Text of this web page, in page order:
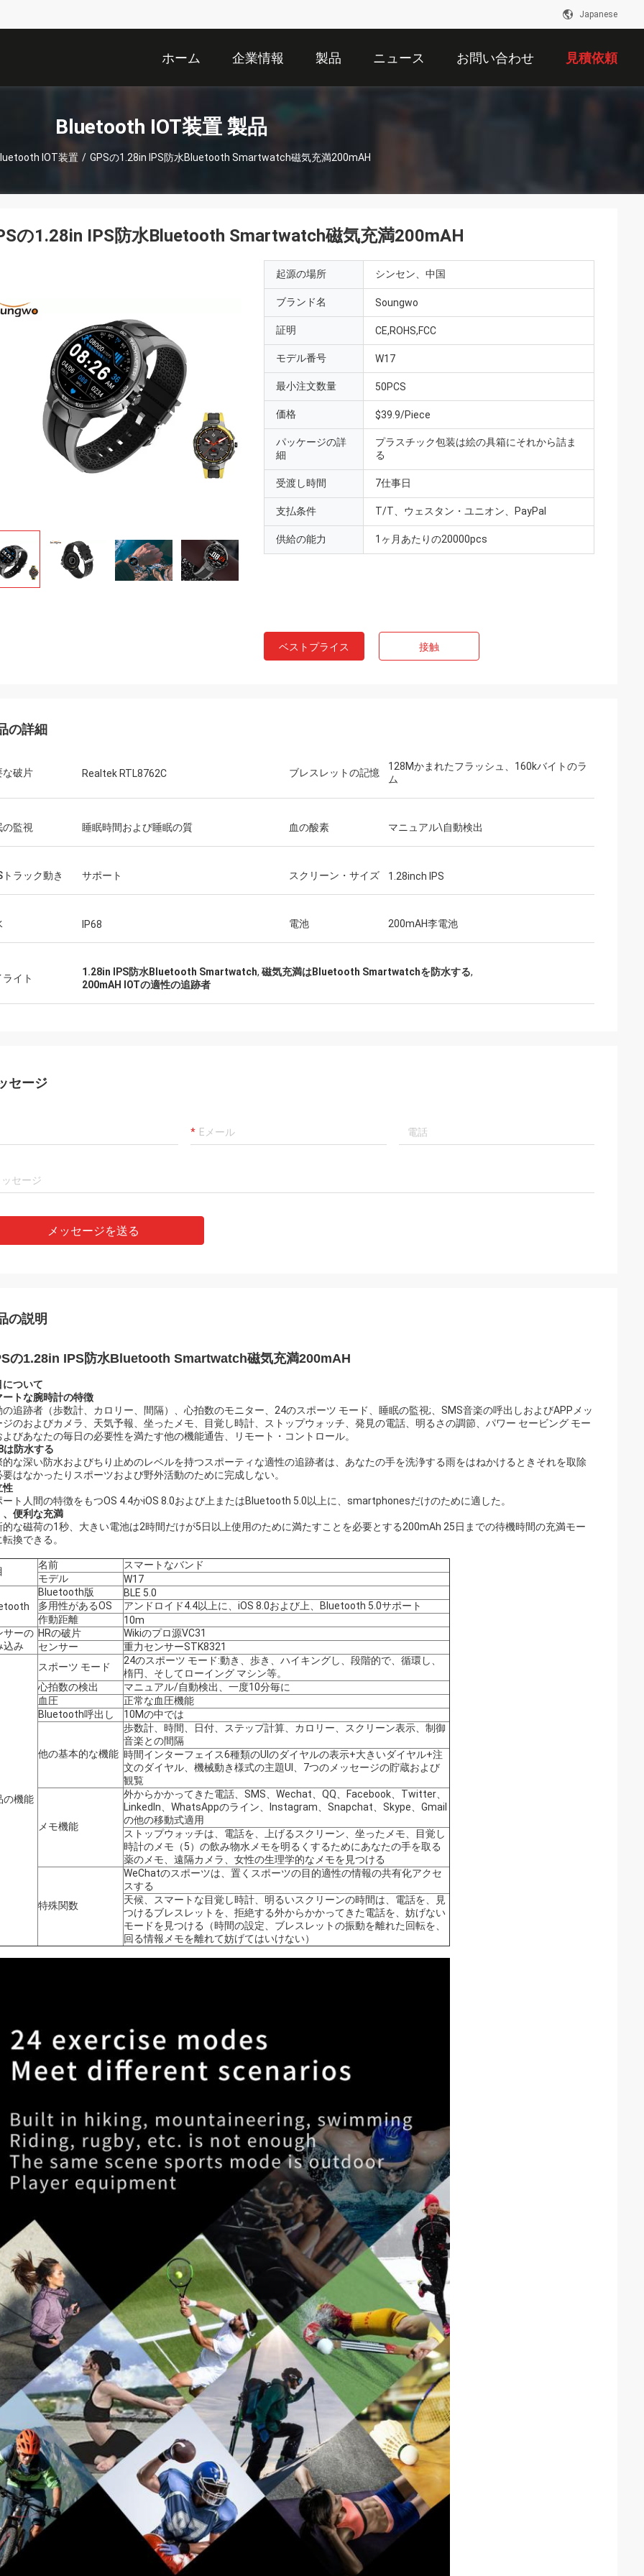
Japanese
ホーム 企業情報 製品 ニュース お問い合わせ 見積依頼
Bluetooth IOT装置 製品
IOT装置 / GPSの1.28in IPS防水Bluetooth Smartwatch磁気充満200mAH
の1.28in IPS防水Bluetooth Smartwatch磁気充満200mAH
起源の場所 シンセン、中国
ブランド名 Soungwo
証明 CE,ROHS,FCC
モデル番号 W17
最小注文数量 50PCS
価格 $39.9/Piece
パッケージの詳
細
プラスチック包装は絵の具箱にそれから詰ま
る
受渡し時間 7仕事日
支払条件 T/T、ウェスタン・ユニオン、PayPal
供給の能力 1ヶ月あたりの20000pcs
ベストプライス 接触
の詳細
な破片 Realtek RTL8762C ブレスレットの記憶
128Mかまれたフラッシュ、160kバイトのラ
ム
の監視 睡眠時間および睡眠の質 血の酸素 マニュアル\自動検出
トラック動き サポート スクリーン・サイズ 1.28inch IPS
IP68 電池 200mAH李電池
イト
1.28in IPS防水Bluetooth Smartwatch, 磁気充満はBluetooth Smartwatchを防水する,
200mAH IOTの適性の追跡者
セージ
メッセージを送る
の説明
の1.28in IPS防水Bluetooth Smartwatch磁気充満200mAH
について
ートな腕時計の特徴
の追跡者（歩数計、カロリー、間隔）、心拍数のモニター、24のスポーツ モード、睡眠の監視;、SMS音楽の呼出しおよびAPPメッ
ジのおよびカメラ、天気予報、坐ったメモ、目覚し時計、ストップウォッチ、発見の電話、明るさの調節、パワー セービング モー
よびあなたの毎日の必要性を満たす他の機能通告、リモート・コントロール。
は防水する
的な深い防水およびちり止めのレベルを持つスポーティな適性の追跡者は、あなたの手を洗浄する雨をはねかけるときそれを取除
要はなかったりスポーツおよび野外活動のために完成しない。
性
ート人間の特徴をもつOS 4.4かiOS 8.0および上またはBluetooth 5.0以上に、smartphonesだけのために適した。
、便利な充満
的な磁荷の1秒、大きい電池は2時間だけが5日以上使用のために満たすことを必要とする200mAh 25日までの待機時間の充満モー
換できる。
名前
スマートなバンド
モデル
W17
Bluetooth版
BLE 5.0
多用性があるOS
アンドロイド4.4以上に、iOS 8.0および上、Bluetooth 5.0サポート
作動距離
10m
サーの
込み
HRの破片
Wikiのプロ源VC31
センサー
重力センサーSTK8321
の機能
スポーツ モード
24のスポーツ モード:動き、歩き、ハイキングし、段階的で、循環し、
楕円、そしてローイング マシン等。
心拍数の検出
マニュアル/自動検出、一度10分毎に
血圧
正常な血圧機能
Bluetooth呼出し
10Mの中では
他の基本的な機能
歩数計、時間、日付、ステップ計算、カロリー、スクリーン表示、制御
音楽との間隔
時間インターフェイス6種類のUIのダイヤルの表示+大きいダイヤル+注
文のダイヤル、機械動き様式の主題UI、7つのメッセージの貯蔵および
観覧
メモ機能
外からかかってきた電話、SMS、Wechat、QQ、Facebook、Twitter、
LinkedIn、WhatsAppのライン、Instagram、Snapchat、Skype、Gmail
の他の移動式適用
ストップウォッチは、電話を、上げるスクリーン、坐ったメモ、目覚し
時計のメモ（5）の飲み物水メモを明るくするためにあなたの手を取る
薬のメモ、遠隔カメラ、女性の生理学的なメモを見つける
特殊関数
WeChatのスポーツは、置くスポーツの目的適性の情報の共有化アクセ
スする
天候、スマートな目覚し時計、明るいスクリーンの時間は、電話を、見
つけるブレスレットを、拒絶する外からかかってきた電話を、妨げない
モードを見つける（時間の設定、ブレスレットの振動を離れた回転を、
回る情報メモを離れて妨げてはいけない）